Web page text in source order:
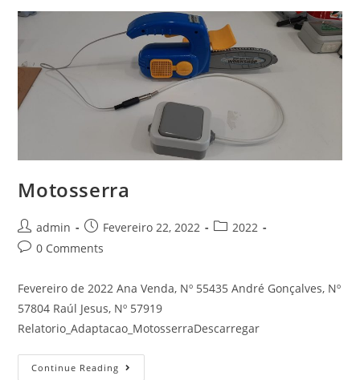
Motosserra
Post
author:
admin
Post
published:
Fevereiro 22, 2022
Post2022
Post0 Comments
Fevereiro de 2022 Ana Venda, Nº 55435 André Gonçalves, Nº
57804 Raúl Jesus, Nº 57919
Relatorio_Adaptacao_MotosserraDescarregar
Continue Reading Motosserra